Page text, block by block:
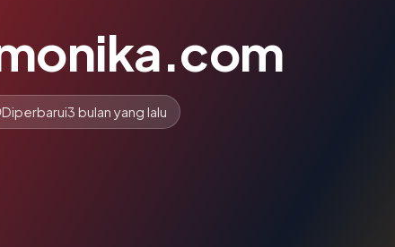
Diperbarui3 bulan yang lalu